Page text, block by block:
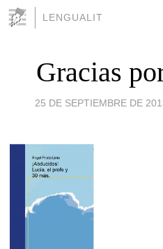
LENGUALIT
Gracias
25 DE SEPTIEMBRE DE